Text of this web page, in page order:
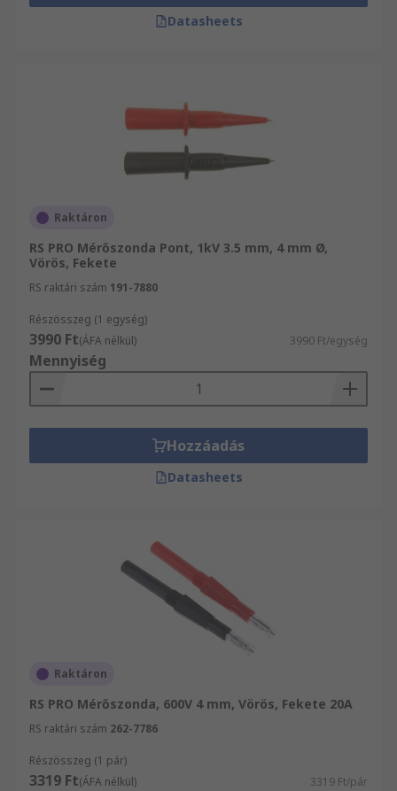
Datasheets
Raktáron
RS PRO Mérőszonda Pont, 1kV 3.5 mm, 4 mm Ø,
Vörös, Fekete
RS raktári szám 191-7880
Részösszeg (1 egység)
3990 Ft(ÁFA nélkül) 3990 Ft/egység
Mennyiség
Hozzáadás
Datasheets
Raktáron
RS PRO Mérőszonda, 600V 4 mm, Vörös, Fekete 20A
RS raktári szám 262-7786
Részösszeg (1 pár)
3319 Ft(ÁFA nélkül) 3319 Ft/pár